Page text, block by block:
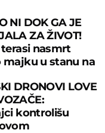
NI DOK GA JE
ZA ŽIVOT!
nasmrt
majku u stanu na
DRONOVI LOVE
kontrolišu